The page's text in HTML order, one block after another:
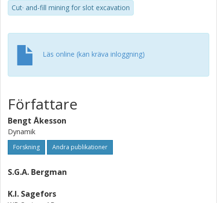
Cut· and-fill mining for slot excavation
Läs online (kan kräva inloggning)
Författare
Bengt Åkesson
Dynamik
Forskning Andra publikationer
S.G.A. Bergman
K.I. Sagefors